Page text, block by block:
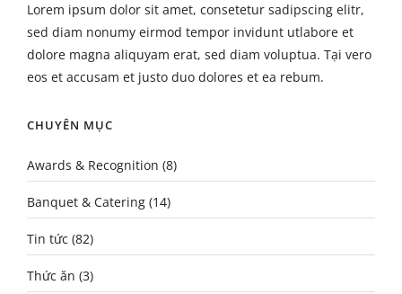
Lorem ipsum dolor sit amet, consetetur sadipscing elitr,
sed diam nonumy eirmod tempor invidunt utlabore et
dolore magna aliquyam erat, sed diam voluptua. Tại vero
eos et accusam et justo duo dolores et ea rebum.
CHUYÊN MỤC
Awards & Recognition (8)
Banquet & Catering (14)
Tin tức (82)
Thức ăn (3)